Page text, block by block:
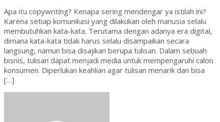
Apa itu copywriting? Kenapa sering mendengar ya istilah ini?
Karena setiap komunikasi yang dilakukan oleh manusia selalu
membutuhkan kata-kata. Terutama dengan adanya era digital,
dimana kata-kata tidak harus selalu disampaikan secara
langsung, namun bisa disajikan berupa tulisan. Dalam sebuah
bisnis, tulisan dapat menjadi media untuk mempengaruhi calon
konsumen. Diperlukan keahlian agar tulisan menarik dan bisa
[…]